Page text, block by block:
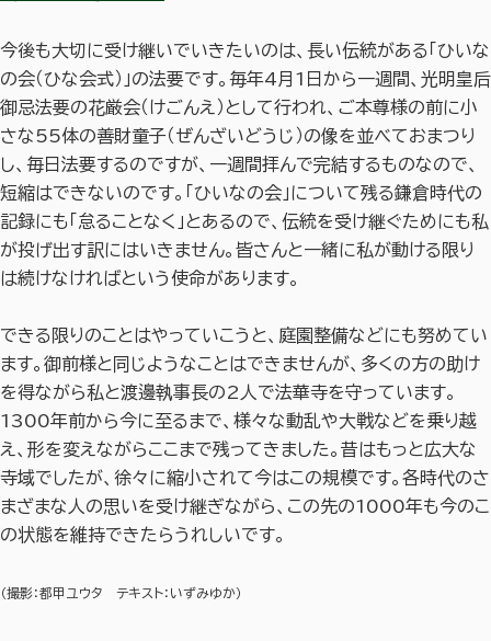
今後も大切に受け継いでいきたいのは、長い伝統がある「ひいな
の会（ひな会式）」の法要です。毎年4月1日から一週間、光明皇后
御忌法要の花厳会（けごんえ）として行われ、ご本尊様の前に小
さな55体の善財童子（ぜんざいどうじ）の像を並べておまつり
し、毎日法要するのですが、一週間拝んで完結するものなので、
短縮はできないのです。「ひいなの会」について残る鎌倉時代の
記録にも「怠ることなく」とあるので、伝統を受け継ぐためにも私
が投げ出す訳にはいきません。皆さんと一緒に私が動ける限り
は続けなければという使命があります。
できる限りのことはやっていこうと、庭園整備などにも努めてい
ます。御前様と同じようなことはできませんが、多くの方の助け
を得ながら私と渡邊執事長の2人で法華寺を守っています。
1300年前から今に至るまで、様々な動乱や大戦などを乗り越
え、形を変えながらここまで残ってきました。昔はもっと広大な
寺域でしたが、徐々に縮小されて今はこの規模です。各時代のさ
まざまな人の思いを受け継ぎながら、この先の1000年も今のこ
の状態を維持できたらうれしいです。
（撮影：都甲ユウタ テキスト：いずみゆか）